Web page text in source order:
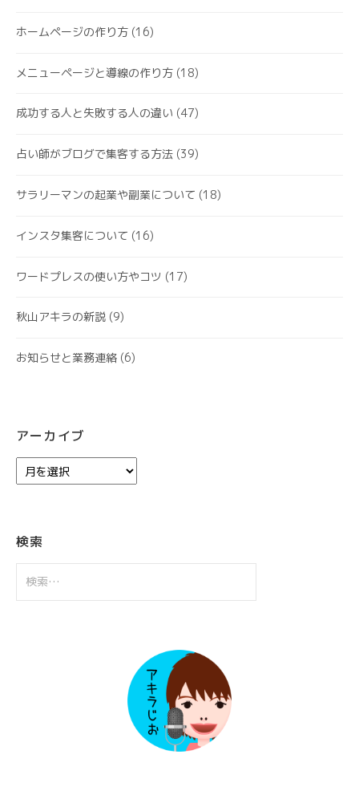
ホームページの作り方 (16)
メニューページと導線の作り方 (18)
成功する人と失敗する人の違い (47)
占い師がブログで集客する方法 (39)
サラリーマンの起業や副業について (18)
インスタ集客について (16)
ワードプレスの使い方やコツ (17)
秋山アキラの新説 (9)
お知らせと業務連絡 (6)
アーカイブ
ー
ブ
検索
索: